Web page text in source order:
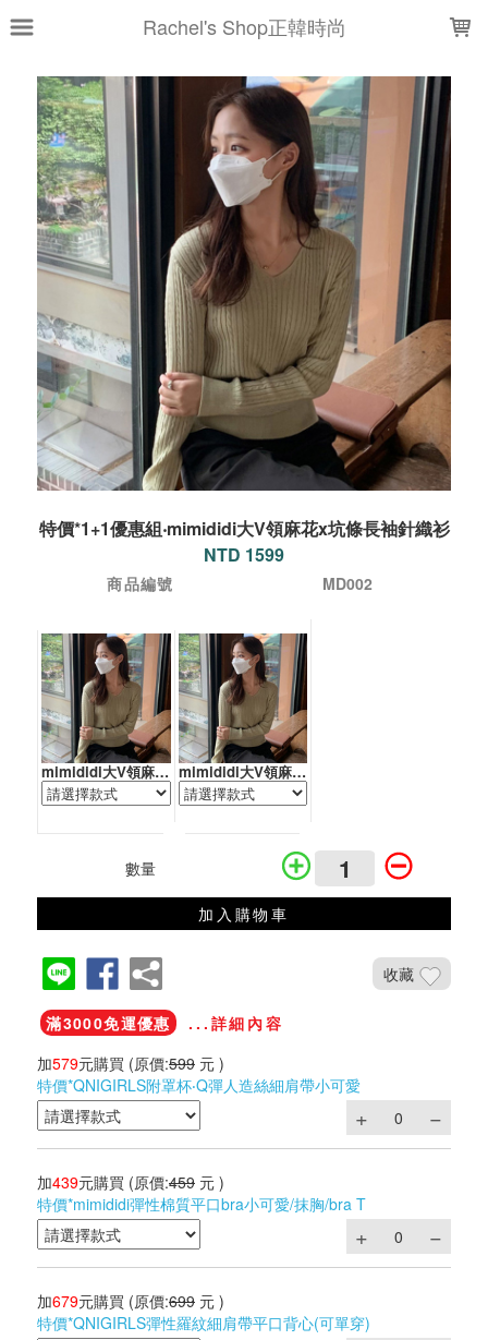
Rachel's Shop正韓時尚
特價*1+1優惠組‧mimididi大V領麻花x坑條長袖針織衫
NTD 1599
商品編號 MD002
mimididi大V領麻花x坑條長袖針織衫 mimididi大V領麻花x坑條長袖針織衫
數量
加入購物車
收藏
滿3000免運優惠
...詳細內容
加579元購買 (原價:599 元 )
特價*QNIGIRLS附罩杯‧Q彈人造絲細肩帶小可愛
加439元購買 (原價:459 元 )
特價*mimididi彈性棉質平口bra小可愛/抹胸/bra T
加679元購買 (原價:699 元 )
特價*QNIGIRLS彈性羅紋細肩帶平口背心(可單穿)